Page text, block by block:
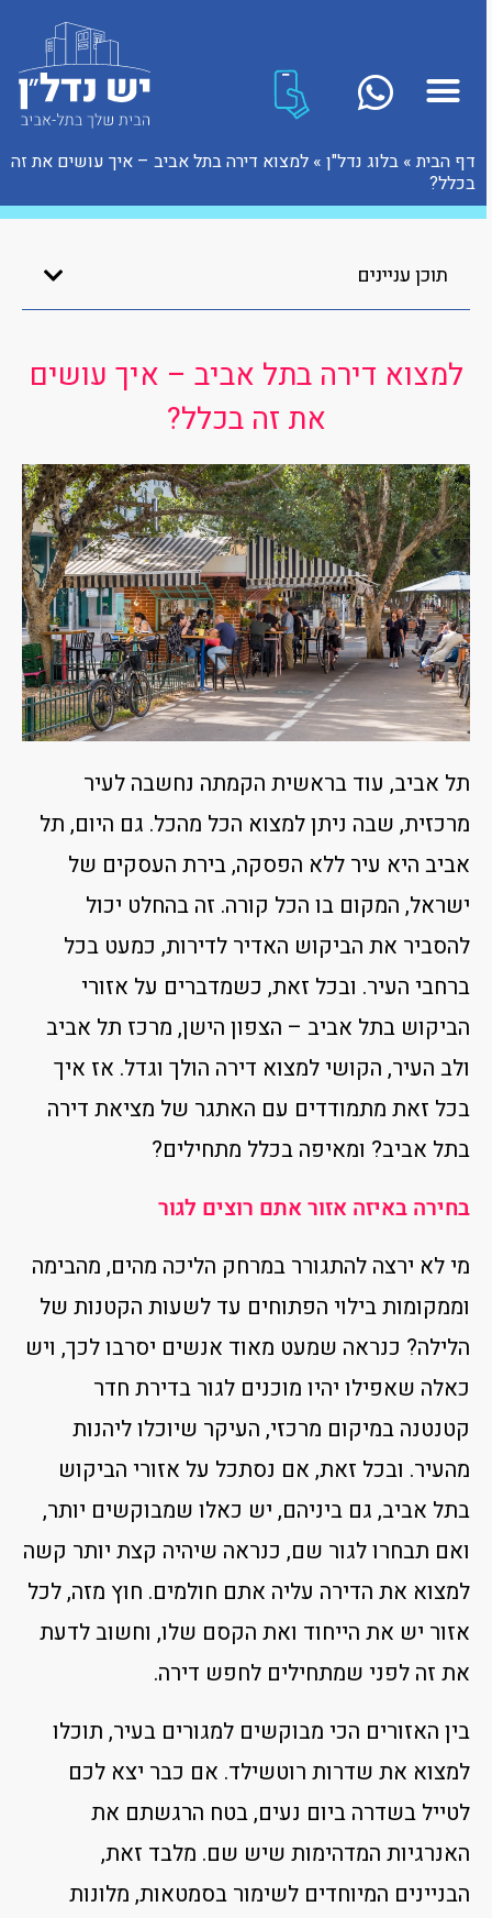
דף הבית» בלוג נדל"ן» למצוא דירה בתל אביב – איך עושים את זה
בכלל?
תוכן עניינים
למצוא דירה בתל אביב – איך עושים
את זה בכלל?
תל אביב, עוד בראשית הקמתה נחשבה לעיר
מרכזית, שבה ניתן למצוא הכל מהכל. גם היום, תל
אביב היא עיר ללא הפסקה, בירת העסקים של
ישראל, המקום בו הכל קורה. זה בהחלט יכול
להסביר את הביקוש האדיר לדירות, כמעט בכל
ברחבי העיר. ובכל זאת, כשמדברים על אזורי
הביקוש בתל אביב – הצפון הישן, מרכז תל אביב
ולב העיר, הקושי למצוא דירה הולך וגדל. אז איך
בכל זאת מתמודדים עם האתגר של מציאת דירה
בתל אביב? ומאיפה בכלל מתחילים?
בחירה באיזה אזור אתם רוצים לגור
מי לא ירצה להתגורר במרחק הליכה מהים, מהבימה
וממקומות בילוי הפתוחים עד לשעות הקטנות של
הלילה? כנראה שמעט מאוד אנשים יסרבו לכך, ויש
כאלה שאפילו יהיו מוכנים לגור בדירת חדר
קטנטנה במיקום מרכזי, העיקר שיוכלו ליהנות
מהעיר. ובכל זאת, אם נסתכל על אזורי הביקוש
בתל אביב, גם ביניהם, יש כאלו שמבוקשים יותר,
ואם תבחרו לגור שם, כנראה שיהיה קצת יותר קשה
למצוא את הדירה עליה אתם חולמים. חוץ מזה, לכל
אזור יש את הייחוד ואת הקסם שלו, וחשוב לדעת
את זה לפני שמתחילים לחפש דירה.
בין האזורים הכי מבוקשים למגורים בעיר, תוכלו
למצוא את שדרות רוטשילד. אם כבר יצא לכם
לטייל בשדרה ביום נעים, בטח הרגשתם את
האנרגיות המדהימות שיש שם. מלבד זאת,
הבניינים המיוחדים לשימור בסמטאות, מלונות